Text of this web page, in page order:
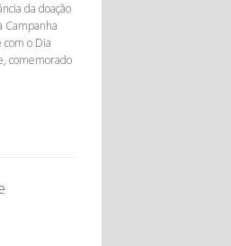
da doação
Campanha
o Dia
comemorado